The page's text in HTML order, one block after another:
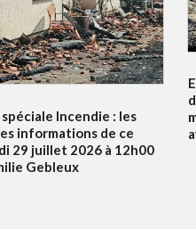
Incendie : les
informations de ce
29 juillet 2026 à 12h00
Gebleux